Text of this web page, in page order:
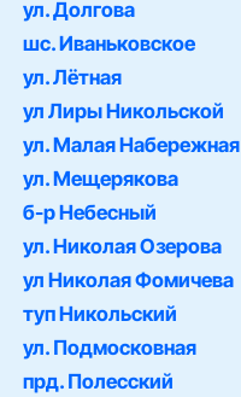
ул. Долгова
шс. Иваньковское
ул. Лётная
ул Лиры Никольской
ул. Малая Набережная
ул. Мещерякова
б-р Небесный
ул. Николая Озерова
ул Николая Фомичева
туп Никольский
ул. Подмосковная
прд. Полесский